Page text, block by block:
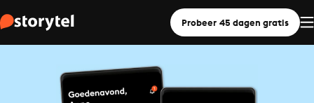
Probeer 45 dagen gratis